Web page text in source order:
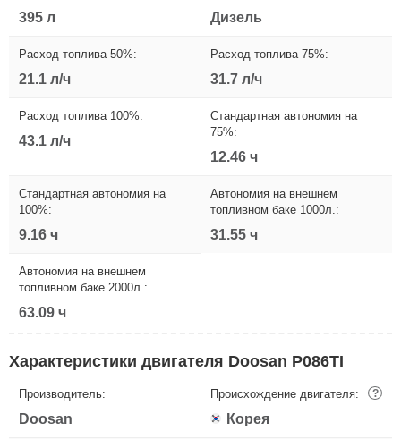
395 л Дизель
Расход топлива 50%:
21.1 л/ч
Расход топлива 75%:
31.7 л/ч
Расход топлива 100%:
43.1 л/ч
Стандартная автономия на
75%:
12.46 ч
Стандартная автономия на
100%:
9.16 ч
Автономия на внешнем
топливном баке 1000л.:
31.55 ч
Автономия на внешнем
топливном баке 2000л.:
63.09 ч
Характеристики двигателя Doosan P086TI
Производитель:
Doosan
Происхождение двигателя: ?
Корея